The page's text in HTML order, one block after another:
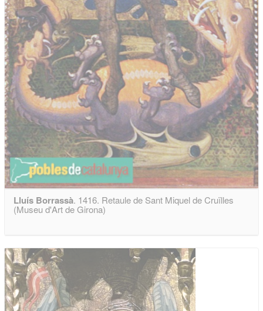
Lluís Borrassà. 1416. Retaule de Sant Miquel de Cruïlles
(Museu d'Art de Girona)